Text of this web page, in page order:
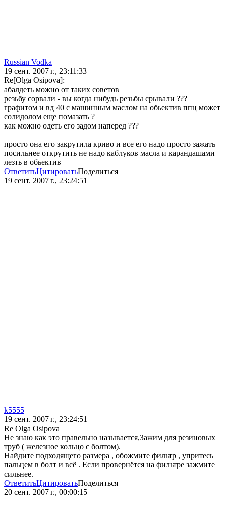
Russian Vodka
19 сент. 2007 г., 23:11:33
Re[Olga Osipova]:
абалдеть можно от таких советов
резьбу сорвали - вы когда нибудь резьбы срывали ???
графитом и вд 40 с машинным маслом на обьектив ппц может
солидолом еще помазать ?
как можно одеть его задом наперед ???
просто она его закрутила криво и все его надо просто зажать
посильнее открутить не надо каблуков масла и карандашами
лезть в обьектив
ОтветитьЦитироватьПоделиться
19 сент. 2007 г., 23:24:51
k5555
19 сент. 2007 г., 23:24:51
Re Olga Osipova
Не знаю как это правельно называется,Зажим для резиновых
труб ( железное кольцо с болтом).
Найдите подходящего размера , обожмите фильтр , упритесь
пальцем в болт и всё . Если провернётся на фильтре зажмите
сильнее.
ОтветитьЦитироватьПоделиться
20 сент. 2007 г., 00:00:15